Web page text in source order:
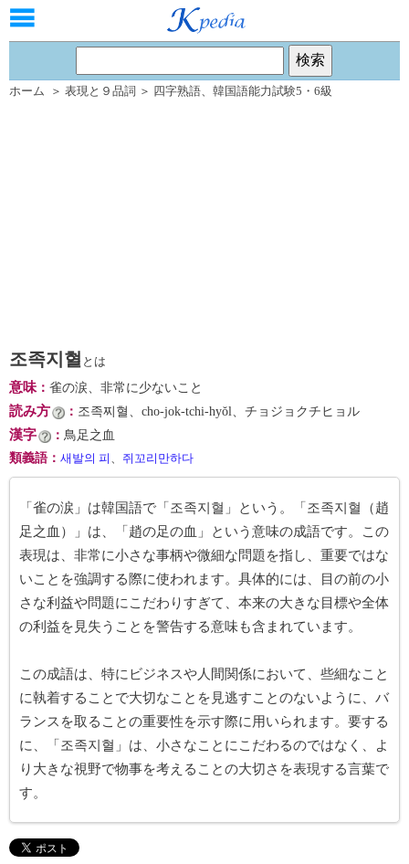
ホーム ＞ 表現と９品詞 ＞ 四字熟語、 韓国語能力試験5・6級
조족지혈 とは
意味： 雀の涙、非常に少ないこと
読み方 ： 조족찌혈、cho-jok-tchi-hyŏl、チョジョクチヒョル
漢字 ： 鳥足之血
類義語 ： 새발의 피 、 쥐꼬리만하다
「雀の涙」は韓国語で「조족지혈」という。「조족지혈（趙
足之血）」は、「趙の足の血」という意味の成語です。この
表現は、非常に小さな事柄や微細な問題を指し、重要ではな
いことを強調する際に使われます。具体的には、目の前の小
さな利益や問題にこだわりすぎて、本来の大きな目標や全体
の利益を見失うことを警告する意味も含まれています。
この成語は、特にビジネスや人間関係において、些細なこと
に執着することで大切なことを見逃すことのないように、バ
ランスを取ることの重要性を示す際に用いられます。要する
に、「조족지혈」は、小さなことにこだわるのではなく、よ
り大きな視野で物事を考えることの大切さを表現する言葉で
す。